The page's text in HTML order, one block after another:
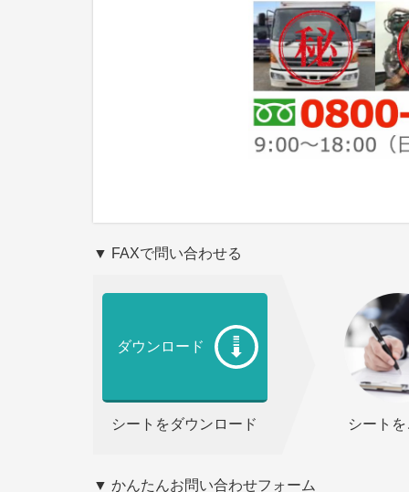
▼ FAXで問い合わせる
ダウンロード
シートをダウンロード シート
▼ かんたんお問い合わせフォーム